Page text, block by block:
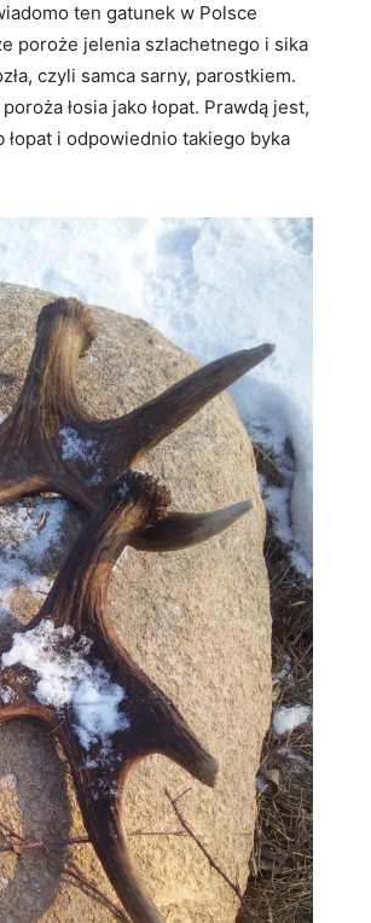
ten gatunek w Polsce
poroże jelenia szlachetnego i sika
czyli samca sarny, parostkiem.
łosia jako łopat. Prawdą jest,
łopat i odpowiednio takiego byka